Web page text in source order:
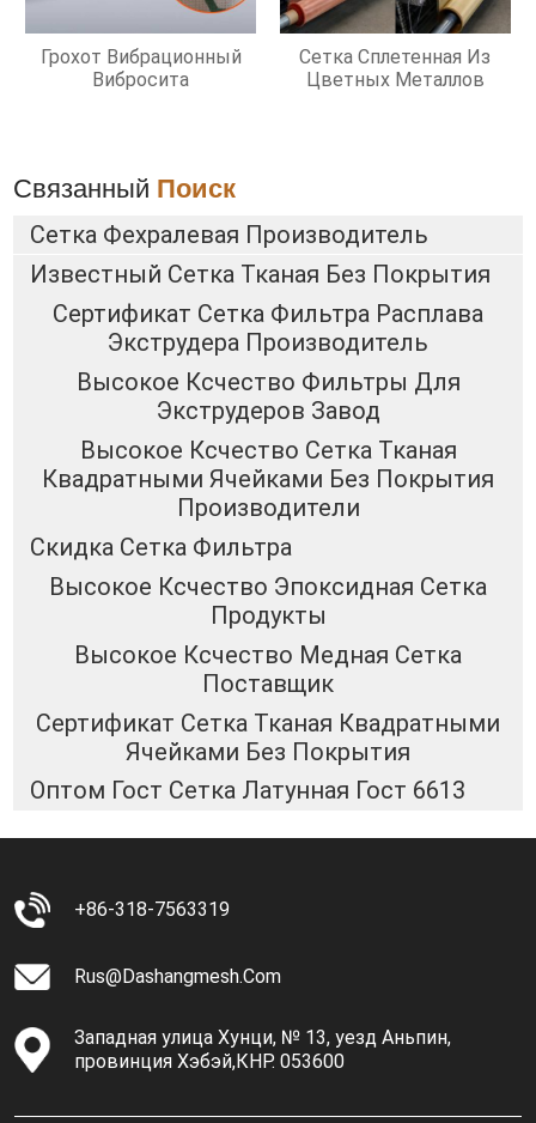
Грохот Вибрационный
Вибросита
Сетка Сплетенная Из
Цветных Металлов
Связанный Поиск
Сетка Фехралевая Производитель
Известный Сетка Тканая Без Покрытия
Сертификат Сетка Фильтра Расплава
Экструдера Производитель
Высокое Ксчество Фильтры Для
Экструдеров Завод
Высокое Ксчество Сетка Тканая
Квадратными Ячейками Без Покрытия
Производители
Скидка Сетка Фильтра
Высокое Ксчество Эпоксидная Сетка
Продукты
Высокое Ксчество Медная Сетка
Поставщик
Сертификат Сетка Тканая Квадратными
Ячейками Без Покрытия
Оптом Гост Сетка Латунная Гост 6613
+86-318-7563319
Rus@dashangmesh.com
Западная улица Хунци, № 13, уезд Аньпин,
провинция Хэбэй,КНР. 053600